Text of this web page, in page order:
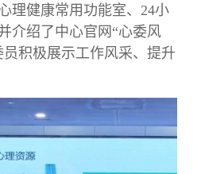
理健康常用功能室、24小
介绍了中心官网“心委风
积极展示工作风采、提升